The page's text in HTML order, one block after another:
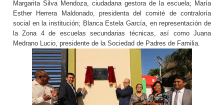
Margarita Silva Mendoza, ciudadana gestora de la escuela; María
Esther Herrera Maldonado, presidenta del comité de contraloría
social en la institución; Blanca Estela García, en representación de
la Zona 4 de escuelas secundarias técnicas, así como Juana
Medrano Lucio, presidente de la Sociedad de Padres de Familia.